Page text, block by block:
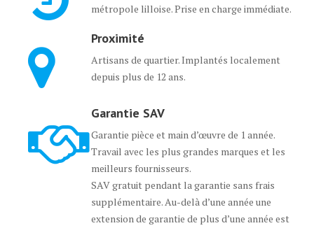
métropole lilloise. Prise en charge immédiate.
Proximité
Artisans de quartier. Implantés localement
depuis plus de 12 ans.
Garantie SAV
Garantie pièce et main d’œuvre de 1 année.
Travail avec les plus grandes marques et les
meilleurs fournisseurs.
SAV gratuit pendant la garantie sans frais
supplémentaire. Au-delà d’une année une
extension de garantie de plus d’une année est